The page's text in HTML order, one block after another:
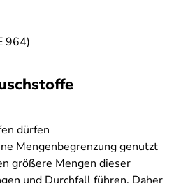
964)
dürfen
Mengenbegrenzung genutzt
größere Mengen dieser